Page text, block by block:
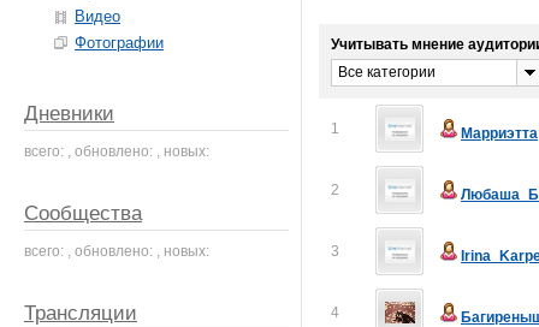
Учитывать мнение
Все категории
1 Марриэтта
2
3
4
Видео
Фотографии
Дневники
всего: , обновлено: , новых:
Сообщества
всего: , обновлено: , новых:
Трансляции